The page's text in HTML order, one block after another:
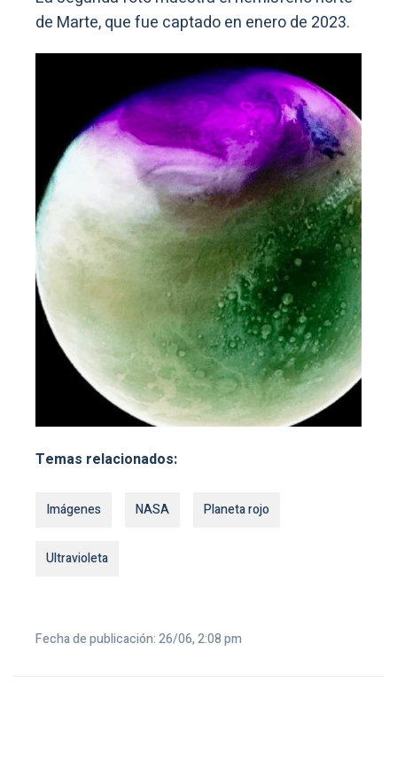
de Marte, que fue captado en enero de 2023.
Temas relacionados:
Imágenes NASA Planeta rojo
Ultravioleta
Fecha de publicación: 26/06, 2:08 pm